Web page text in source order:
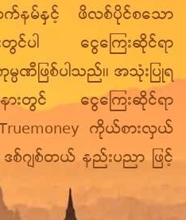
ယက်နမ်နှင့် ဖိလစ်ပိုင်စသော
းတွင်ပါ ငွေကြေးဆိုင်ရာ
ပဏီဖြစ်ပါသည်။ အသုံးပြုရ
ားတွင် ငွေကြေးဆိုင်ရာ
ကိုယ်စားလှယ်
ဒစ်ဂျစ်တယ် နည်းပညာ ဖြင့်